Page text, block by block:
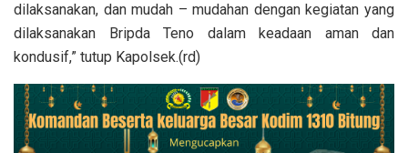
dilaksanakan, dan mudah – mudahan dengan kegiatan yang
dilaksanakan Bripda Teno dalam keadaan aman dan
kondusif,” tutup Kapolsek.(rd)